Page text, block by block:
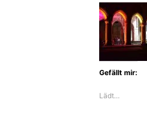
Gefällt mir:
Lädt…